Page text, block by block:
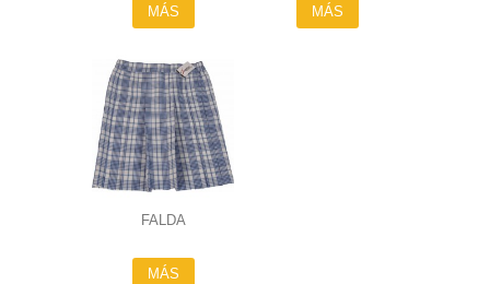
MÁS MÁS
FALDA
MÁS